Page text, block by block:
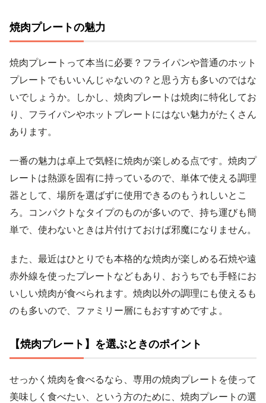
焼肉プレートの魅力
焼肉プレートって本当に必要？フライパンや普通のホット
プレートでもいいんじゃないの？と思う方も多いのではな
いでしょうか。しかし、焼肉プレートは焼肉に特化してお
り、フライパンやホットプレートにはない魅力がたくさん
あります。
一番の魅力は卓上で気軽に焼肉が楽しめる点です。焼肉プ
レートは熱源を固有に持っているので、単体で使える調理
器として、場所を選ばずに使用できるのもうれしいとこ
ろ。コンパクトなタイプのものが多いので、持ち運びも簡
単で、使わないときは片付けておけば邪魔になりません。
また、最近はひとりでも本格的な焼肉が楽しめる石焼や遠
赤外線を使ったプレートなどもあり、おうちでも手軽にお
いしい焼肉が食べられます。焼肉以外の調理にも使えるも
のも多いので、ファミリー層にもおすすめですよ。
【焼肉プレート】を選ぶときのポイント
せっかく焼肉を食べるなら、専用の焼肉プレートを使って
美味しく食べたい、という方のために、焼肉プレートの選